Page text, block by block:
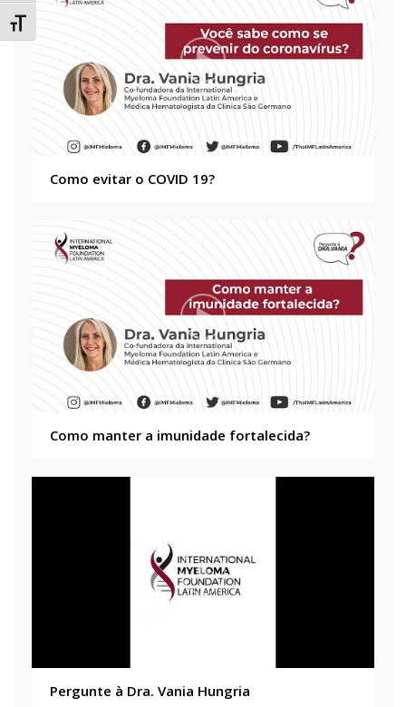
Alternar tamanho da fonte
Como evitar o COVID 19?
Como manter a imunidade fortalecida?
Pergunte à Dra. Vania Hungria